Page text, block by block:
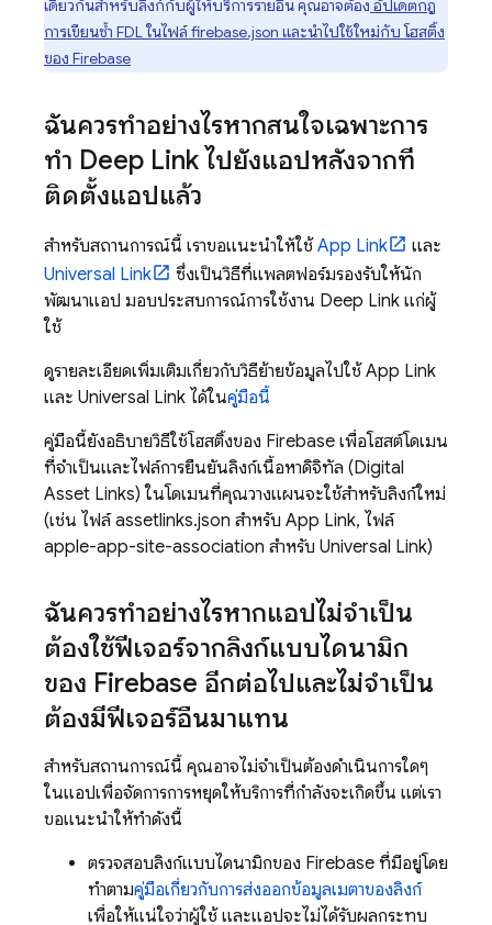
เดียวกันสำหรับลิงก์กับผู้ให้บริการรายอื่น คุณอาจต้อง อัปเดตกฎ
การเขียนซ้ำ FDL ในไฟล์ firebase.json และนำไปใช้ใหม่กับ โฮสติ้ง
ของ Firebase
ฉันควรทำอย่างไรหากสนใจเฉพาะการ
ทำ Deep Link ไปยังแอปหลังจากที่
ติดตั้งแอปแล้ว
สำหรับสถานการณ์นี้ เราขอแนะนำให้ใช้ App Link
และ
Universal Link
ซึ่งเป็นวิธีที่แพลตฟอร์มรองรับให้นัก
พัฒนาแอป มอบประสบการณ์การใช้งาน Deep Link แก่ผู้
ใช้
ดูรายละเอียดเพิ่มเติมเกี่ยวกับวิธีย้ายข้อมูลไปใช้ App Link
และ Universal Link ได้ในคู่มือนี้
คู่มือนี้ยังอธิบายวิธีใช้โฮสติ้งของ Firebase เพื่อโฮสต์โดเมน
ที่จำเป็นและไฟล์การยืนยันลิงก์เนื้อหาดิจิทัล (Digital
Asset Links) ในโดเมนที่คุณวางแผนจะใช้สำหรับลิงก์ใหม่
(เช่น ไฟล์ assetlinks.json สำหรับ App Link, ไฟล์
apple-app-site-association สำหรับ Universal Link)
ฉันควรทำอย่างไรหากแอปไม่จำเป็น
ต้องใช้ฟีเจอร์จากลิงก์แบบไดนามิก
ของ Firebase อีกต่อไปและไม่จำเป็น
ต้องมีฟีเจอร์อื่นมาแทน
สำหรับสถานการณ์นี้ คุณอาจไม่จำเป็นต้องดำเนินการใดๆ
ในแอปเพื่อจัดการการหยุดให้บริการที่กำลังจะเกิดขึ้น แต่เรา
ขอแนะนำให้ทำดังนี้
ตรวจสอบลิงก์แบบไดนามิกของ Firebase ที่มีอยู่โดย
ทำตามคู่มือเกี่ยวกับการส่งออกข้อมูลเมตาของลิงก์
เพื่อให้แน่ใจว่าผู้ใช้ และแอปจะไม่ได้รับผลกระทบ